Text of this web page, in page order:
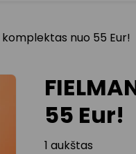
komplektas nuo 55 Eur!
55 Eur!
1 aukštas